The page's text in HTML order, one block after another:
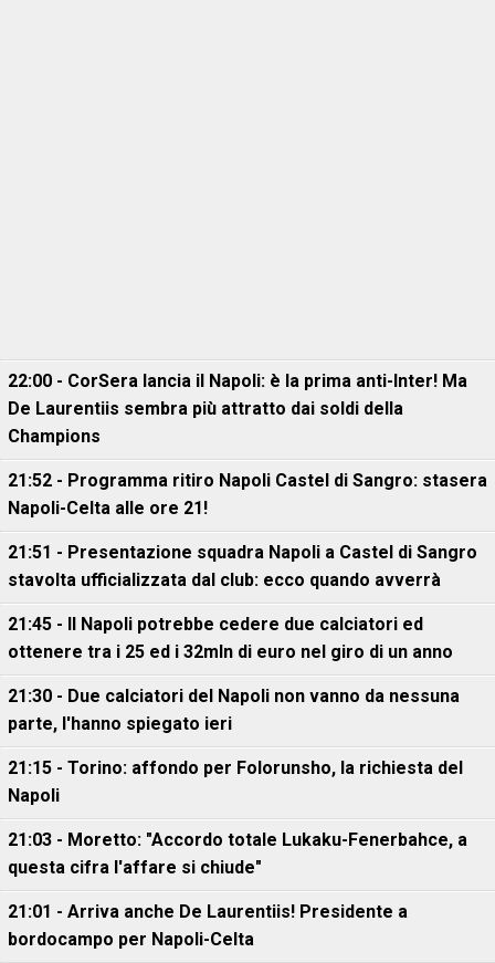
22:00 - CorSera lancia il Napoli: è la prima anti-Inter! Ma
De Laurentiis sembra più attratto dai soldi della
Champions
21:52 - Programma ritiro Napoli Castel di Sangro: stasera
Napoli-Celta alle ore 21!
21:51 - Presentazione squadra Napoli a Castel di Sangro
stavolta ufficializzata dal club: ecco quando avverrà
21:45 - Il Napoli potrebbe cedere due calciatori ed
ottenere tra i 25 ed i 32mln di euro nel giro di un anno
21:30 - Due calciatori del Napoli non vanno da nessuna
parte, l'hanno spiegato ieri
21:15 - Torino: affondo per Folorunsho, la richiesta del
Napoli
21:03 - Moretto: "Accordo totale Lukaku-Fenerbahce, a
questa cifra l'affare si chiude"
21:01 - Arriva anche De Laurentiis! Presidente a
bordocampo per Napoli-Celta